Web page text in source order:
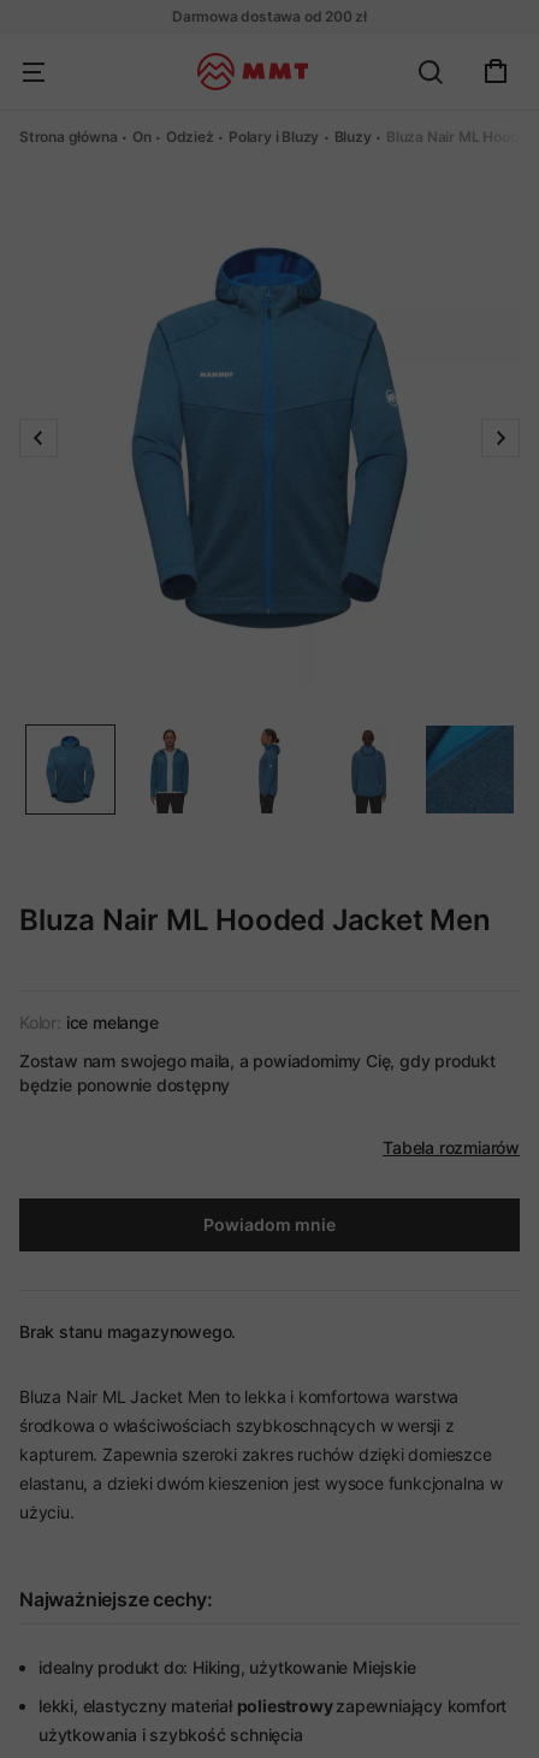
Darmowa dostawa od 200 zł
Strona główna On Odzież Polary i Bluzy Bluzy Bluza Nair ML
Bluza Nair ML Hooded Jacket Men
Kolor: ice melange
Zostaw nam swojego maila, a powiadomimy Cię, gdy produkt
będzie ponownie dostępny
Tabela rozmiarów
Powiadom mnie
Brak stanu magazynowego.
Bluza Nair ML Jacket Men to lekka i komfortowa warstwa
środkowa o właściwościach szybkoschnących w wersji z
kapturem. Zapewnia szeroki zakres ruchów dzięki domieszce
elastanu, a dzieki dwóm kieszenion jest wysoce funkcjonalna w
użyciu.
Najważniejsze cechy:
idealny produkt do: Hiking, użytkowanie Miejskie
lekki, elastyczny materiał poliestrowyzapewniający komfort
użytkowania i szybkość schnięcia